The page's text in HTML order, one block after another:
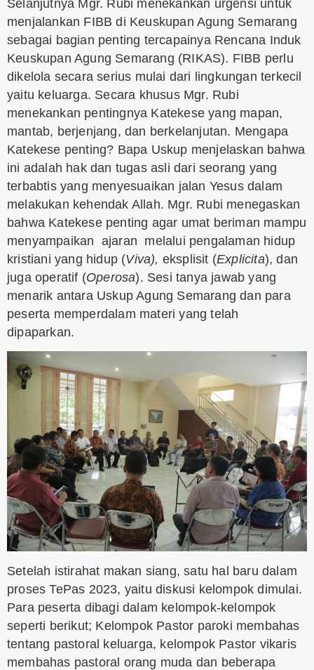
Selanjutnya Mgr. Rubi menekankan urgensi untuk
menjalankan FIBB di Keuskupan Agung Semarang
sebagai bagian penting tercapainya Rencana Induk
Keuskupan Agung Semarang (RIKAS). FIBB perlu
dikelola secara serius mulai dari lingkungan terkecil
yaitu keluarga. Secara khusus Mgr. Rubi
menekankan pentingnya Katekese yang mapan,
mantab, berjenjang, dan berkelanjutan. Mengapa
Katekese penting? Bapa Uskup menjelaskan bahwa
ini adalah hak dan tugas asli dari seorang yang
terbabtis yang menyesuaikan jalan Yesus dalam
melakukan kehendak Allah. Mgr. Rubi menegaskan
bahwa Katekese penting agar umat beriman mampu
menyampaikan ajaran melalui pengalaman hidup
kristiani yang hidup (Viva), eksplisit (Explicita), dan
juga operatif (Operosa). Sesi tanya jawab yang
menarik antara Uskup Agung Semarang dan para
peserta memperdalam materi yang telah
dipaparkan.
Setelah istirahat makan siang, satu hal baru dalam
proses TePas 2023, yaitu diskusi kelompok dimulai.
Para peserta dibagi dalam kelompok-kelompok
seperti berikut; Kelompok Pastor paroki membahas
tentang pastoral keluarga, kelompok Pastor vikaris
membahas pastoral orang muda dan beberapa